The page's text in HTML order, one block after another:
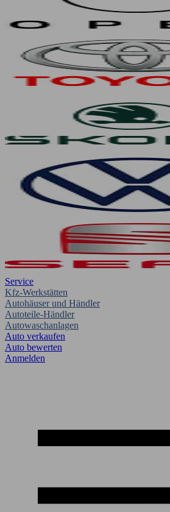
Service
Kfz-Werkstätten
Autohäuser und Händler
Autoteile-Händler
Autowaschanlagen
Auto verkaufen
Auto bewerten
Anmelden